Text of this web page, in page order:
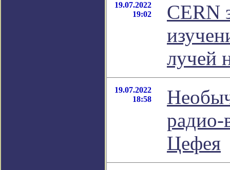
19.07.2022
19:02
CERN
лучей
19.07.2022
18:58
радио-
Цефея